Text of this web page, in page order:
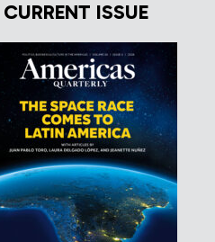
CURRENT ISSUE